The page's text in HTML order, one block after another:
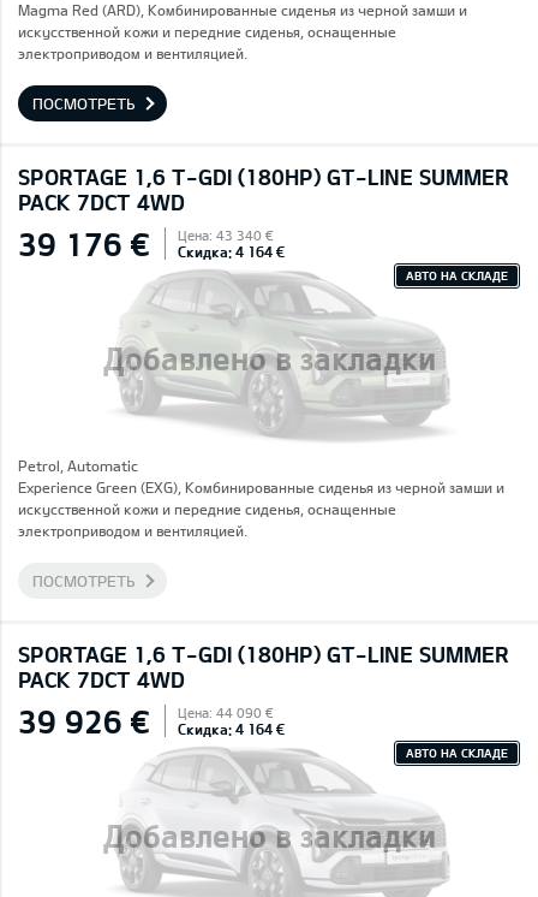
Magma Red (ARD), Комбинированные сиденья из черной замши и
искусственной кожи и передние сиденья, оснащенные
электроприводом и вентиляцией.
ПОСМОТРЕТЬ
SPORTAGE 1,6 T-GDI (180HP) GT-LINE SUMMER
PACK 7DCT 4WD
Добавлено в закладки
39 176 € Цена: 43 340 €
Скидка: 4 164 €
АВТО НА СКЛАДЕ
Petrol, Automatic
Experience Green (EXG), Комбинированные сиденья из черной замши и
искусственной кожи и передние сиденья, оснащенные
электроприводом и вентиляцией.
ПОСМОТРЕТЬ
SPORTAGE 1,6 T-GDI (180HP) GT-LINE SUMMER
PACK 7DCT 4WD
Добавлено в закладки
39 926 € Цена: 44 090 €
Скидка: 4 164 €
АВТО НА СКЛАДЕ